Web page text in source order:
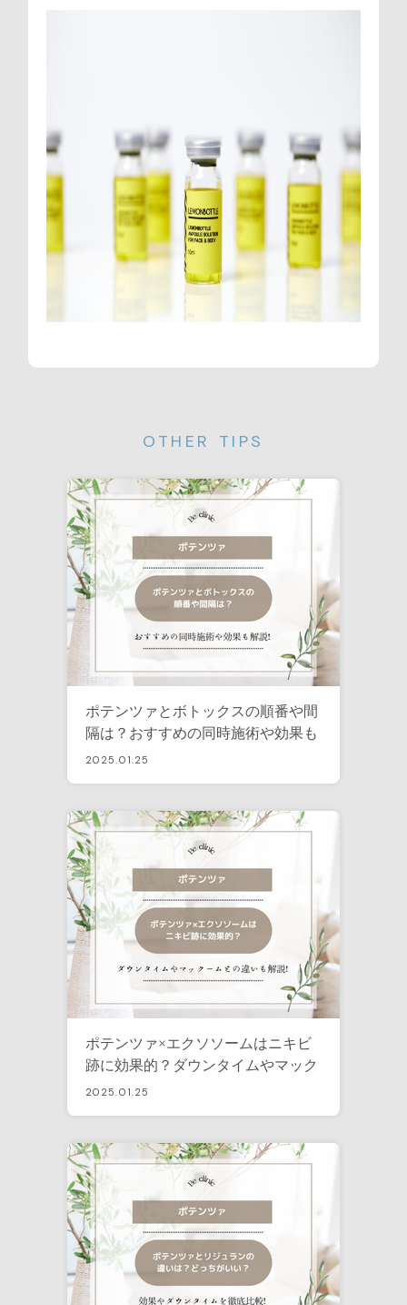
OTHER TIPS
ポテンツァとボトックスの順番や間
隔は？おすすめの同時施術や効果も
解説！
2025.01.25
ポテンツァ×エクソソームはニキビ
跡に効果的？ダウンタイムやマック
ームとの違いも解説！
2025.01.25